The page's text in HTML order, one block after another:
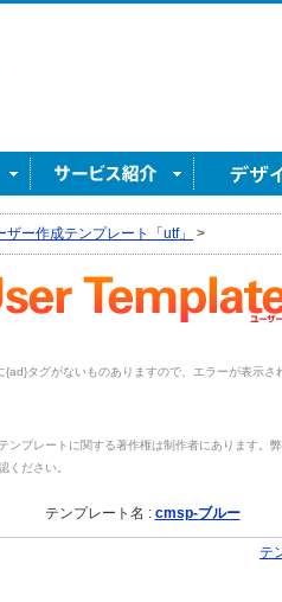
ザー作成テンプレート「utf」 >
タグがないものありますので、エラーが表示
ンプレートに関する著作権は制作者にあります。
ください。
テンプレート名 : cmsp-ブルー
テ